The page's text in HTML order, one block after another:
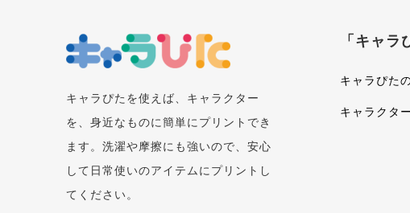
キャラぴたを使えば、キャラクター
を、身近なものに簡単にプリントでき
ます。洗濯や摩擦にも強いので、安心
して日常使いのアイテムにプリントし
てください。
「キャラ
キャラぴた
キャラクタ